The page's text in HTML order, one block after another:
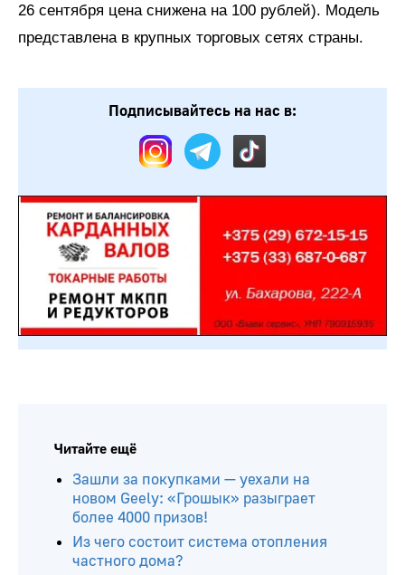
26 сентября цена снижена на 100 рублей). Модель
представлена в крупных торговых сетях страны.
Подписывайтесь на нас в:
Читайте ещё
Зашли за покупками — уехали на
новом Geely: «Грошык» разыграет
более 4000 призов!
Из чего состоит система отопления
частного дома?